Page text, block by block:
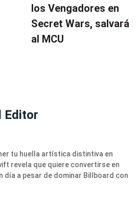
los Vengadores en
Secret Wars, salvará
al MCU
Editor